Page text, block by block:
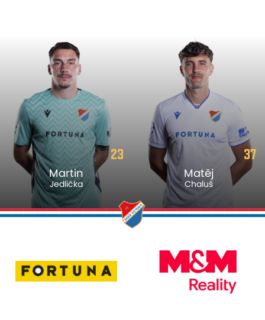
23
Martin
Jedlička
37
Matěj
Chaluš